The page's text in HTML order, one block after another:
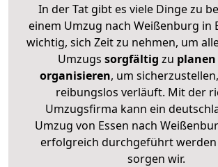
In der Tat gibt es viele Dinge zu
einem Umzug nach Weißenburg in
wichtig, sich Zeit zu nehmen, um
Umzugs sorgfältig zu planen
organisieren, um
reibungslos verläuft. Mit der
Umzugsfirma kann ein
Umzug von Essen nach
erfolgreich durchgeführt
sorgen wir.